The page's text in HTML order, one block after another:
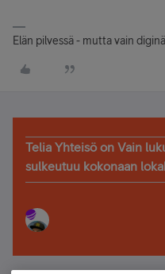
Elän pilvessä - mutta vain diginä.
Telia Yhteisö on Vain
sulkeutuu kokonaan